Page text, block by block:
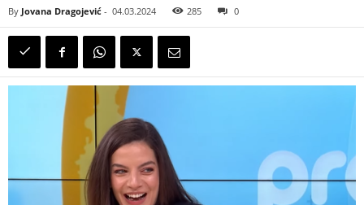
By Jovana Dragojević - 04.03.2024 285 0